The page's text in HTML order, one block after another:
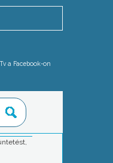
a Facebook-on